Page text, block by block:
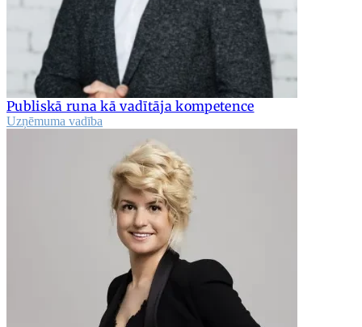
Publiskā runa kā vadītāja kompetence
Uzņēmuma vadība